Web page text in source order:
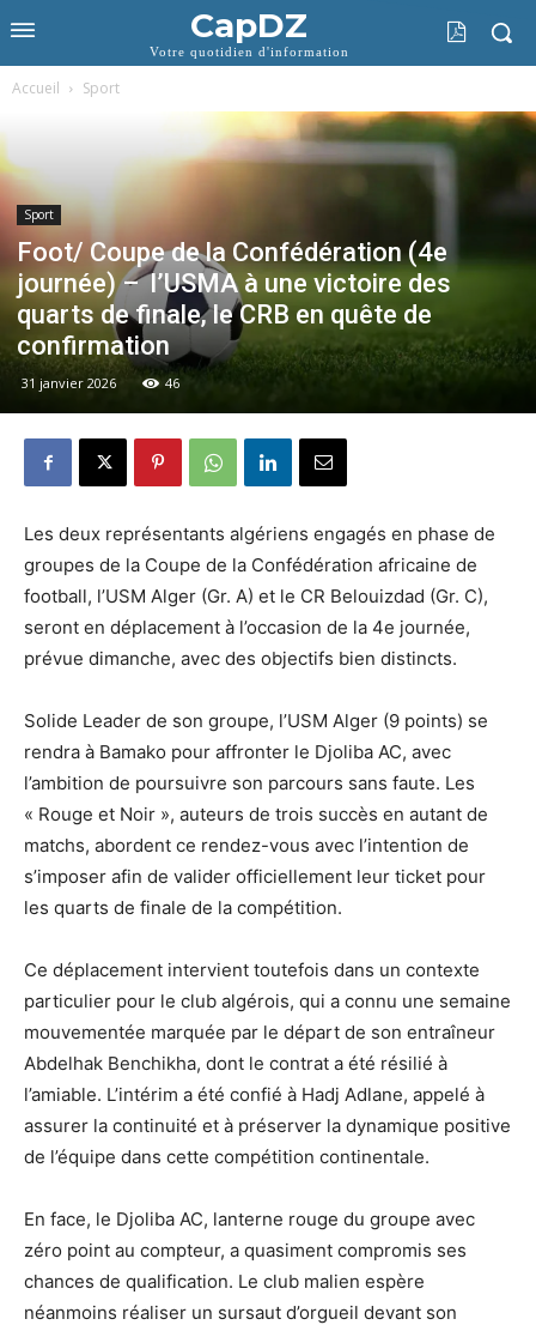
CapDZ
Votre quotidien d'information
Accueil Sport
Sport
Foot/ Coupe de la Confédération (4e
journée) – l’USMA à une victoire des
quarts de finale, le CRB en quête de
confirmation
31 janvier 2026 46
Les deux représentants algériens engagés en phase de
groupes de la Coupe de la Confédération africaine de
football, l’USM Alger (Gr. A) et le CR Belouizdad (Gr. C),
seront en déplacement à l’occasion de la 4e journée,
prévue dimanche, avec des objectifs bien distincts.
Solide Leader de son groupe, l’USM Alger (9 points) se
rendra à Bamako pour affronter le Djoliba AC, avec
l’ambition de poursuivre son parcours sans faute. Les
« Rouge et Noir », auteurs de trois succès en autant de
matchs, abordent ce rendez-vous avec l’intention de
s’imposer afin de valider officiellement leur ticket pour
les quarts de finale de la compétition.
Ce déplacement intervient toutefois dans un contexte
particulier pour le club algérois, qui a connu une semaine
mouvementée marquée par le départ de son entraîneur
Abdelhak Benchikha, dont le contrat a été résilié à
l’amiable. L’intérim a été confié à Hadj Adlane, appelé à
assurer la continuité et à préserver la dynamique positive
de l’équipe dans cette compétition continentale.
En face, le Djoliba AC, lanterne rouge du groupe avec
zéro point au compteur, a quasiment compromis ses
chances de qualification. Le club malien espère
néanmoins réaliser un sursaut d’orgueil devant son